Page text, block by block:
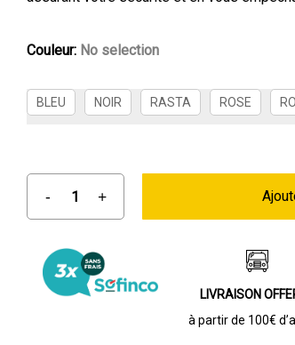
Couleur: No selection
BLEU NOIR RASTA ROSE
LIVRAISON
à partir de 100€